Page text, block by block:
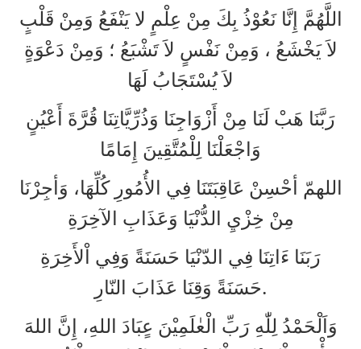
اللَّهُمَّ إِنَّا نَعُوْذُ بِكَ مِنْ عِلْمٍ لا يَنْفَعُ وَمِنْ قَلْبٍ
لاَ يَخْشَعُ ، وَمِنْ نَفْسٍ لاَ تَشْبَعُ ؛ وَمِنْ دَعْوَةٍ
لاَ يُسْتَجَابُ لَهَا
رَبَّنَا هَبْ لَنَا مِنْ أَزْوَاجِنَا وَذُرِّيَّاتِنَا قُرَّةَ أَعْيُنٍ
وَاجْعَلْنَا لِلْمُتَّقِينَ إِمَامًا
اللهمّ أحْسِنْ عَاقِبَتَنَا فِي الأُمُورِ كُلِّهَا، وَأجِرْنَا
مِنْ خِزْيِ الدُّنْيَا وَعَذَابِ الآخِرَةِ
رَبَنَا ءَاتِنَا فِي الدّنْيَا حَسَنَةً وَفِي اْلأَخِرَةِ
حَسَنَةً وَقِنَا عَذَابَ النّارِ.
وَاَلْحَمْدُ لِلّٰهِ رَبِّ الْعٰلَمِيْنَ عٍبَادَ اللهِ، إِنَّ اللهَ